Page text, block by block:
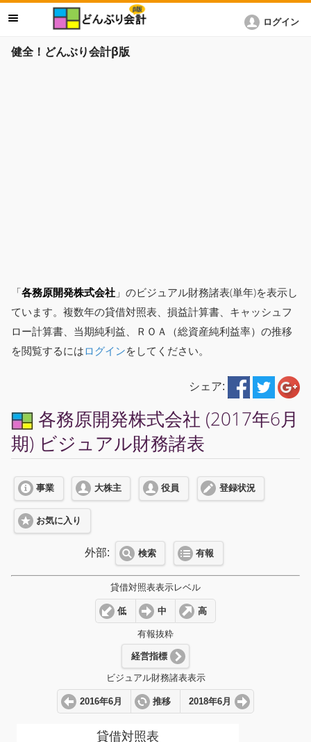
健全！どんぶり会計β版
ログイン
「各務原開発株式会社 」のビジュアル財務諸表(単年)を表示し
ています。複数年の貸借対照表、損益計算書、キャッシュフ
ロー計算書、当期純利益、ＲＯＡ（総資産純利益率）の推移
を閲覧するにはログインをしてください。
シェア:
各務原開発株式会社 (2017年6月
期) ビジュアル財務諸表
事業 大株主 役員 登録状況
お気に入り
外部: 検索 有報
貸借対照表表示レベル
低 中 高
有報抜粋
経営指標
ビジュアル財務諸表表示
2016年6月 推移 2018年6月
貸借対照表